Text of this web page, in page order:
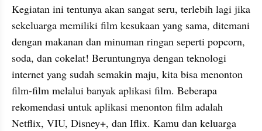
Kegiatan ini tentunya akan sangat seru, terlebih lagi jika
sekeluarga memiliki film kesukaan yang sama, ditemani
dengan makanan dan minuman ringan seperti popcorn,
soda, dan cokelat! Beruntungnya dengan teknologi
internet yang sudah semakin maju, kita bisa menonton
film-film melalui banyak aplikasi film. Beberapa
rekomendasi untuk aplikasi menonton film adalah
Netflix, VIU, Disney+, dan Iflix. Kamu dan keluarga